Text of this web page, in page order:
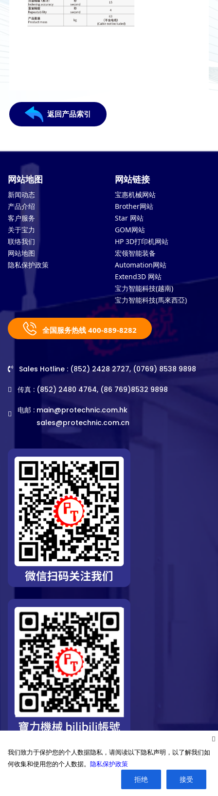
返回产品索引
网站地图
新闻动态
产品介绍
客户服务
关于宝力
联络我们
网站地图
隐私保护政策
网站链接
宝惠机械网站
Brother网站
Star 网站
GOM网站
HP 3D打印机网站
宏领智能装备
Automation网站
Extend3D 网站
宝力智能科技(越南)
宝力智能科技(馬來西亞)
全国服务热线 400-889-8282
Sales Hotline : (852) 2428 2727, (0769) 8538 9898
传真 : (852) 2480 4764, (86 769)8532 9898
电邮 : main@protechnic.com.hk
sales@protechnic.com.cn
©2026. Pro-Technic Machinery Ltd. All right reserved.
我们致力于保护您的个人数据隐私，请阅读以下隐私声明，以了解我们如
何收集和使用您的个人数据。 隐私保护政策
拒绝 接受